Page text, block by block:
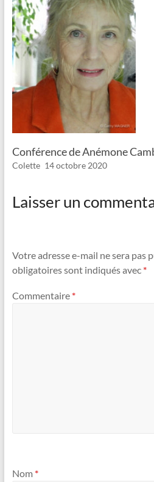
Conférence de Anémone
Colette 14 octobre 2020
Laisser un
Votre adresse e-mail ne sera pas
obligatoires sont indiqués avec *
Commentaire *
Nom *